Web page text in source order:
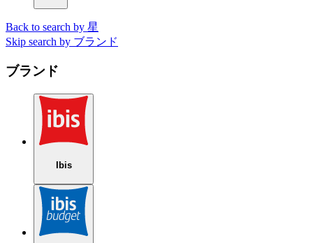
Back to search by 星
Skip search by ブランド
ブランド
Ibis